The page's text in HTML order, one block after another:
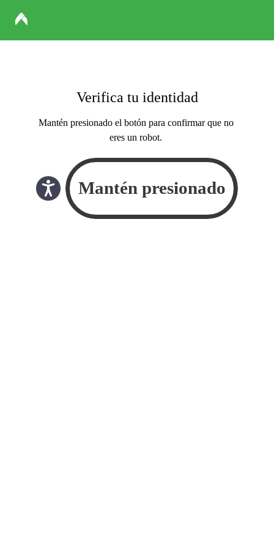
Verifica tu identidad
Mantén presionado el botón para confirmar que no
eres un robot.